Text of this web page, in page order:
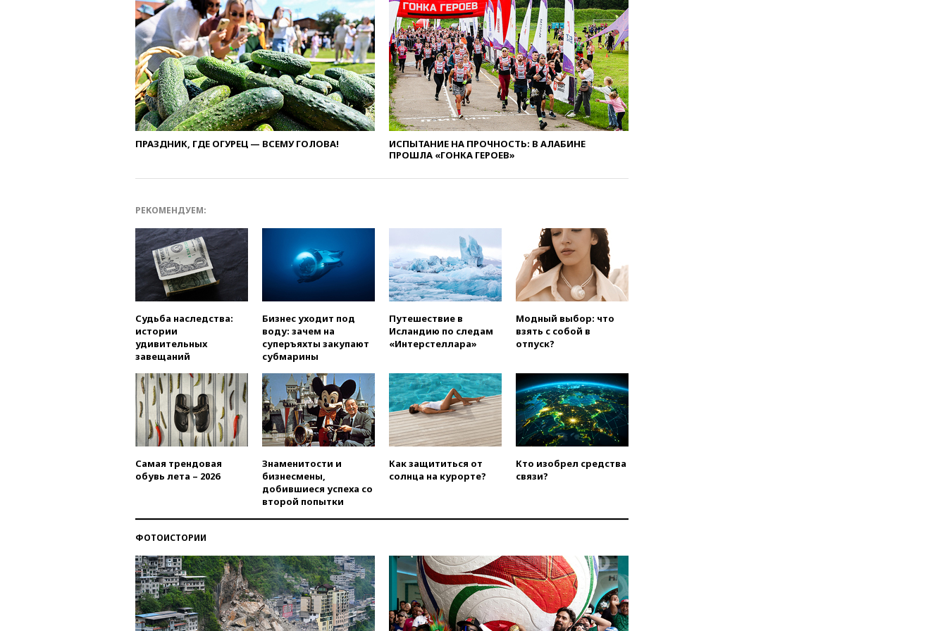
вчера, 20:20Суд США
постановил остановить
строительство бального зала в
Белом доме
вчера, 20:15Сенат США
одобрил ужесточение
санкций против России и
Ирана
вчера, 20:00СК возбудил дело
против журналистки Катерины
России
фигуристкам Валиевой и
вчера, 19:35Зеленский
впервые совершил
официальный визит в Сербию
погибла во Французских
Альпах
ликвидировано
вчера, 18:55Минобороны
отчиталось об ударах по двум
украинским сухогрузам в
Черном море
вчера, 18:47 Школьники из РФ
стали абсолютными
вчера, 18:39Два человека
вчера, 18:25Беспилотник
атаковал турецкий сухогруз у
побережья Новороссийска
вчера, 18:18 Товарооборот
ПРАЗДНИК, ГДЕ ОГУРЕЦ — ВСЕМУ ГОЛОВА!
ИСПЫТАНИЕ НА ПРОЧНОСТЬ: В АЛАБИНЕ
ПРОШЛА «ГОНКА ГЕРОЕВ»
РЕКОМЕНДУЕМ:
Судьба наследства:
истории
удивительных
завещаний
Бизнес уходит под
воду: зачем на
суперъяхты закупают
субмарины
Путешествие в
Исландию по следам
«Интерстеллара»
Модный выбор: что
взять с собой в
отпуск?
Самая трендовая
обувь лета – 2026
Знаменитости и
бизнесмены,
добившиеся успеха со
второй попытки
Как защититься от
солнца на курорте?
Кто изобрел средства
связи?
ФОТОИСТОРИИ